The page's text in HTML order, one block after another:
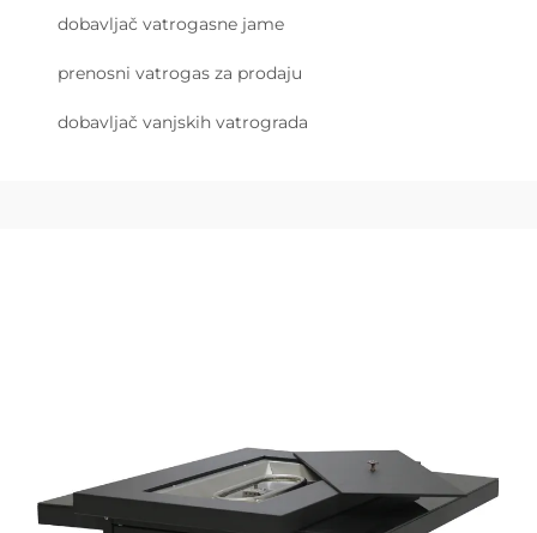
dobavljač vatrogasne jame
prenosni vatrogas za prodaju
dobavljač vanjskih vatrograda